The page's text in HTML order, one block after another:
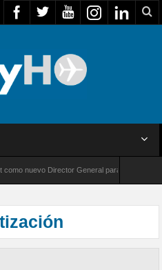
Director General para América Latina